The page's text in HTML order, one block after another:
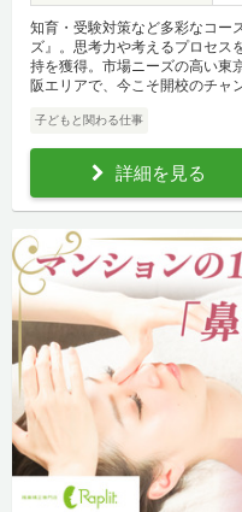
知育・受験対策など多彩なコー
ズ』。思考力や考えるプロセス
持を獲得。市場ニーズの高い東
阪エリアで、今こそ開校のチャ
子どもと関わる仕事
詳細を見る